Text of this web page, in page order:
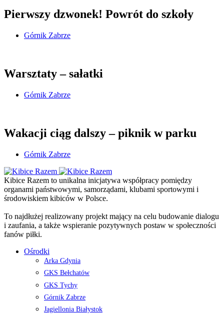
Pierwszy dzwonek! Powrót do szkoły
Górnik Zabrze
Warsztaty – sałatki
Górnik Zabrze
Wakacji ciąg dalszy – piknik w parku
Górnik Zabrze
Kibice Razem to unikalna inicjatywa współpracy pomiędzy
organami państwowymi, samorządami, klubami sportowymi i
środowiskiem kibiców w Polsce.
To najdłużej realizowany projekt mający na celu budowanie dialogu
i zaufania, a także wspieranie pozytywnych postaw w społeczności
fanów piłki.
Ośrodki
Arka Gdynia
GKS Bełchatów
GKS Tychy
Górnik Zabrze
Jagiellonia Białystok